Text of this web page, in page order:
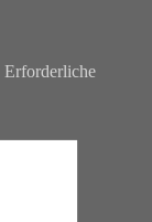
Erforderliche